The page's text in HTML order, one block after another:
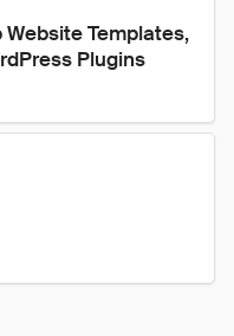
Templates,
Plugins